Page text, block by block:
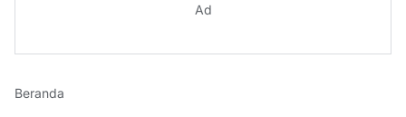
Ad
Beranda